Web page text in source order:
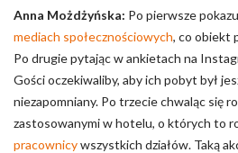
Anna Możdżyńska: Po pierwsze
mediach społecznościowych, co obiekt
Po drugie pytając w ankietach na
Gości oczekiwaliby, aby ich pobyt był
niezapomniany. Po trzecie chwaląc się
zastosowanymi w hotelu, o których to
pracownicywszystkich działów. Taką